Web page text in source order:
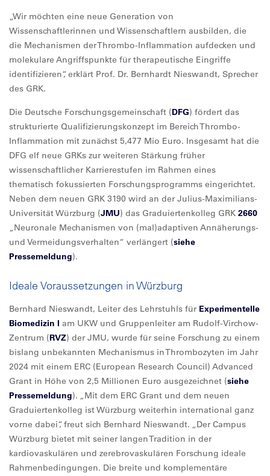
„Wir möchten eine neue Generation von
Wissenschaftlerinnen und Wissenschaftlern ausbilden, die
die Mechanismen der Thrombo-Inflammation aufdecken und
molekulare Angriffspunkte für therapeutische Eingriffe
identifizieren“, erklärt Prof. Dr. Bernhardt Nieswandt, Sprecher
des GRK.
Die Deutsche Forschungsgemeinschaft (DFG) fördert das
strukturierte Qualifizierungskonzept im Bereich Thrombo-
Inflammation mit zunächst 5,477 Mio Euro. Insgesamt hat die
DFG elf neue GRKs zur weiteren Stärkung früher
wissenschaftlicher Karrierestufen im Rahmen eines
thematisch fokussierten Forschungsprogramms eingerichtet.
Neben dem neuen GRK 3190 wird an der Julius-Maximilians-
Universität Würzburg (JMU) das Graduiertenkolleg GRK 2660
„Neuronale Mechanismen von (mal)adaptiven Annäherungs-
und Vermeidungsverhalten“ verlängert (siehe
Pressemeldung).
Ideale Voraussetzungen in Würzburg
Bernhard Nieswandt, Leiter des Lehrstuhls für Experimentelle
Biomedizin I am UKW und Gruppenleiter am Rudolf-Virchow-
Zentrum (RVZ) der JMU, wurde für seine Forschung zu einem
bislang unbekannten Mechanismus in Thrombozyten im Jahr
2024 mit einem ERC (European Research Council) Advanced
Grant in Höhe von 2,5 Millionen Euro ausgezeichnet (siehe
Pressemeldung). „Mit dem ERC Grant und dem neuen
Graduiertenkolleg ist Würzburg weiterhin international ganz
vorne dabei“, freut sich Bernhard Nieswandt. „Der Campus
Würzburg bietet mit seiner langen Tradition in der
kardiovaskulären und zerebrovaskulären Forschung ideale
Rahmenbedingungen. Die breite und komplementäre